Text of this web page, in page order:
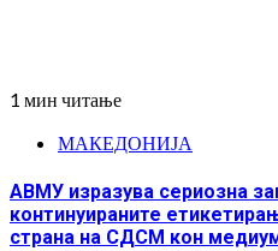
1 мин читање
МАКЕДОНИЈА
АВМУ изразува сериозна
континуираните
страна на СДСМ кон